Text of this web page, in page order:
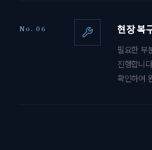
No. 06 현장 복
필요한 부
진행합니
확인하여